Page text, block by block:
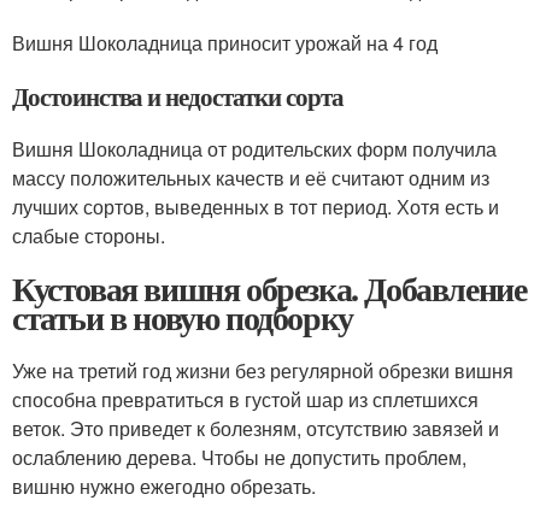
Вишня Шоколадница приносит урожай на 4 год
Достоинства и недостатки сорта
Вишня Шоколадница от родительских форм получила
массу положительных качеств и её считают одним из
лучших сортов, выведенных в тот период. Хотя есть и
слабые стороны.
Кустовая вишня обрезка. Добавление
статьи в новую подборку
Уже на третий год жизни без регулярной обрезки вишня
способна превратиться в густой шар из сплетшихся
веток. Это приведет к болезням, отсутствию завязей и
ослаблению дерева. Чтобы не допустить проблем,
вишню нужно ежегодно обрезать.